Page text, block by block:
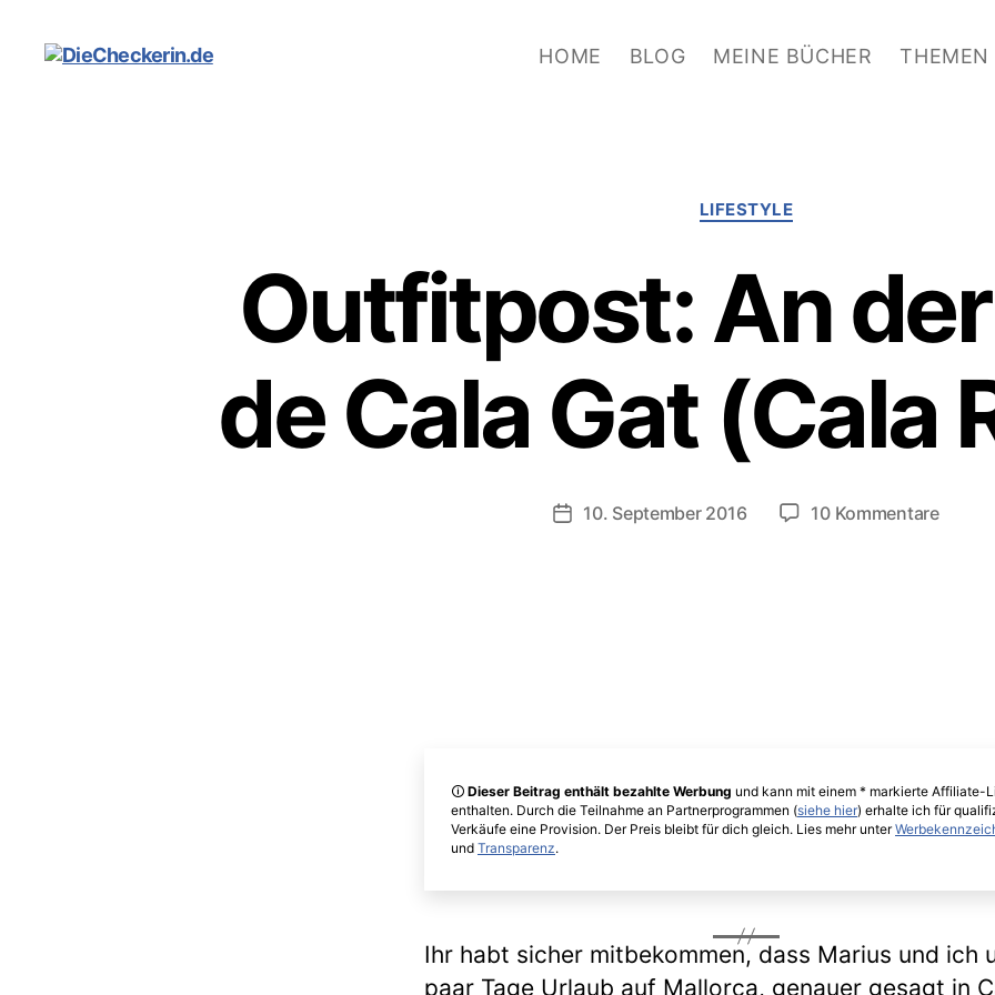
HOME BLOG MEINE BÜCHER THEMEN
Kategorien
LIFESTYLE
Outfitpost: An
de Cala Gat (Cala
Veröffentlichungsdatum
10. September 2016 10 Kommentarezu
🛈 Dieser Beitrag enthält bezahlte Werbung und kann mit einem * markierte Affiliate-
enthalten. Durch die Teilnahme an Partnerprogrammen (siehe hier) erhalte ich für
Verkäufe eine Provision. Der Preis bleibt für dich gleich. Lies mehr unter
und Transparenz.
Ihr habt sicher mitbekommen, dass Marius und ich
paar Tage Urlaub auf Mallorca, genauer gesagt in